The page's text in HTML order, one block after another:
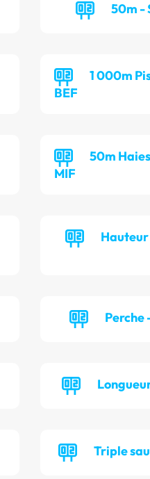
50m -
1 000m
BEF
50m
MIF
Hauteur
Perche
Triple